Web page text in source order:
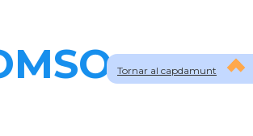
Tornar al capdamunt